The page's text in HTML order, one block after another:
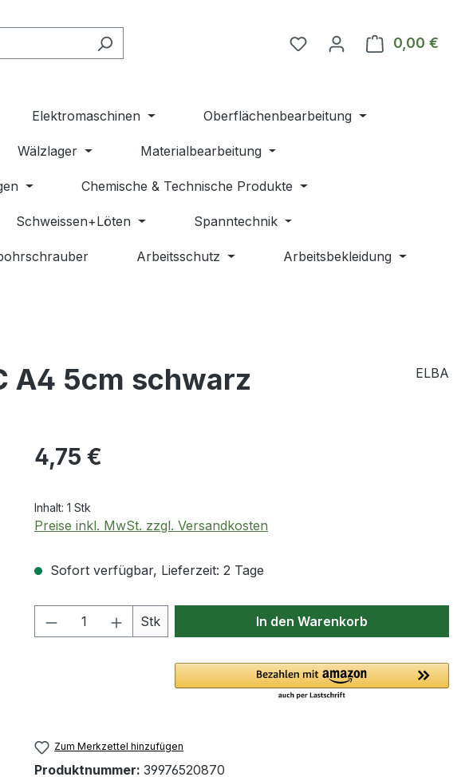
Du hast 0 Produkte auf
0,00 €
Elektromaschinen Oberflächenbearbeitung
Wälzlager Materialbearbeitung
Chemische & Technische Produkte
Schweissen+Löten Spanntechnik
Arbeitsschutz Arbeitsbekleidung
A4 5cm schwarz ELBA
Regulärer Preis:
4,75 €
Inhalt: 1 Stk
Preise inkl. MwSt. zzgl. Versandkosten
Sofort verfügbar, Lieferzeit: 2 Tage
Produkt Anzahl: Gib den gewünschten Wert
Stk In den Warenkorb
Zum Merkzettel hinzufügen
Produktnummer: 39976520870